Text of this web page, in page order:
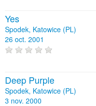
Yes
Spodek, Katowice (PL)
26 oct. 2001
Deep Purple
Spodek, Katowice (PL)
3 nov. 2000